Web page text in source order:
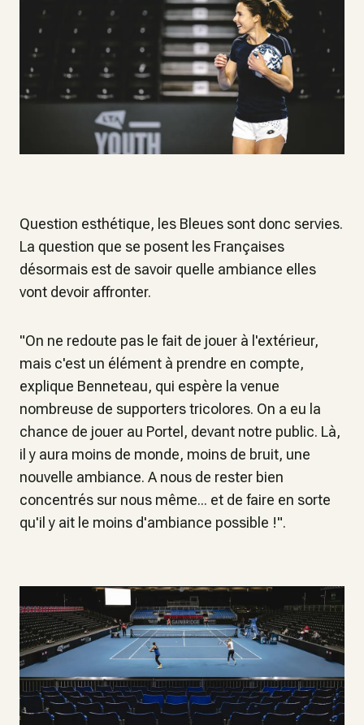
Question esthétique, les Bleues sont donc servies.
La question que se posent les Françaises
désormais est de savoir quelle ambiance elles
vont devoir affronter.
"On ne redoute pas le fait de jouer à l'extérieur,
mais c'est un élément à prendre en compte,
explique Benneteau, qui espère la venue
nombreuse de supporters tricolores. On a eu la
chance de jouer au Portel, devant notre public. Là,
il y aura moins de monde, moins de bruit, une
nouvelle ambiance. A nous de rester bien
concentrés sur nous même... et de faire en sorte
qu'il y ait le moins d'ambiance possible !".